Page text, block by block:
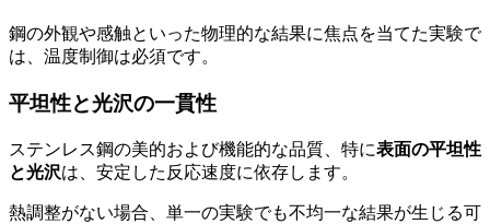
鋼の外観や感触といった物理的な結果に焦点を当てた実験で
は、温度制御は必須です。
平坦性と光沢の一貫性
ステンレス鋼の美的および機能的な品質、特に表面の平坦性
と光沢は、安定した反応速度に依存します。
熱調整がない場合、単一の実験でも不均一な結果が生じる可